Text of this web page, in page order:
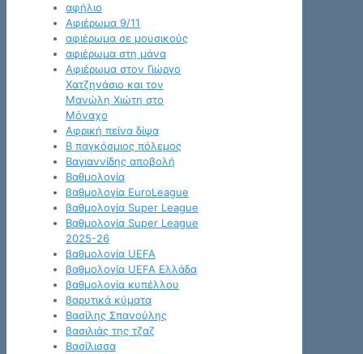
αφήλιο
Αφιέρωμα 9/11
αφιέρωμα σε μουσικούς
αφιέρωμα στη μάνα
Αφιέρωμα στον Γιώργο
Χατζηνάσιο και τον
Μανώλη Χιώτη στο
Μόναχο
Αφρική πείνα δίψα
Β παγκόσμιος πόλεμος
Βαγιαννίδης αποβολή
Βαθμολογία
βαθμολογία EuroLeague
βαθμολογία Super League
Βαθμολογία Super League
2025-26
βαθμολογία UEFA
βαθμολογία UEFA Ελλάδα
βαθμολογία κυπέλλου
βαρυτικά κύματα
Βασίλης Σπανούλης
βασιλιάς της τζαζ
Βασίλισσα